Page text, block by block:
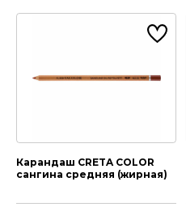
Карандаш CRETA COLOR
сангина средняя (жирная)